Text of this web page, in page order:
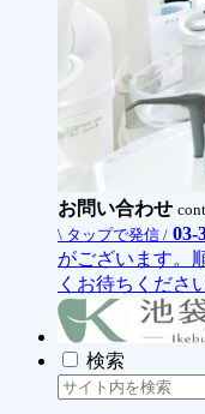
お問い合わせ
\ タップで発信 / 03-
がございます。
くお待ちくださ
検索